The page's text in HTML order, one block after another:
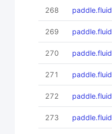
268
269
270
271
272
273